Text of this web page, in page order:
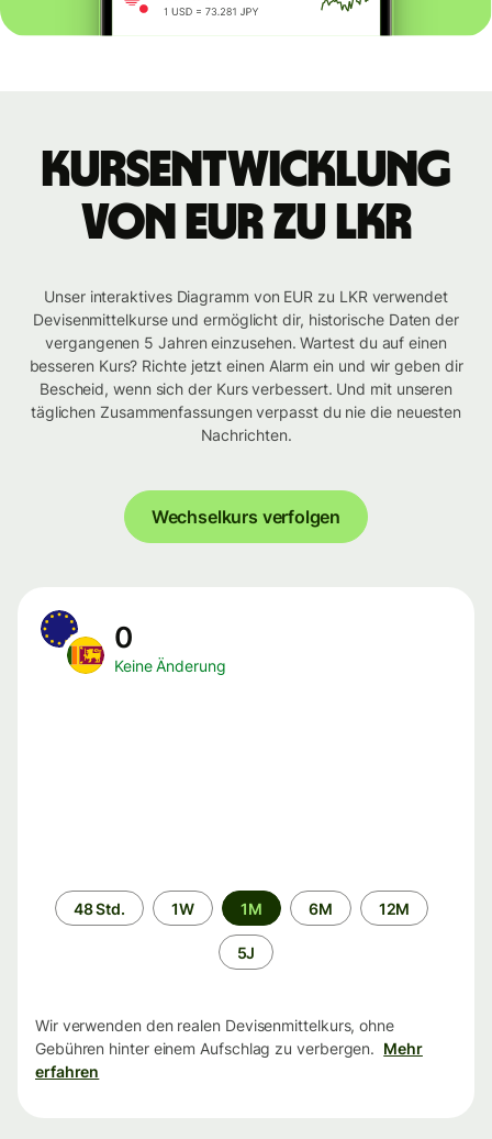
Kursentwicklung
von EUR zu LKR
Unser interaktives Diagramm von EUR zu LKR verwendet
Devisenmittelkurse und ermöglicht dir, historische Daten der
vergangenen 5 Jahren einzusehen. Wartest du auf einen
besseren Kurs? Richte jetzt einen Alarm ein und wir geben dir
Bescheid, wenn sich der Kurs verbessert. Und mit unseren
täglichen Zusammenfassungen verpasst du nie die neuesten
Nachrichten.
Wechselkurs verfolgen
0
Keine Änderung
Zeitraum
48 Std. 1W 1M 6M 12M
5J
Wir verwenden den realen Devisenmittelkurs, ohne
Gebühren hinter einem Aufschlag zu verbergen. Mehr
erfahren